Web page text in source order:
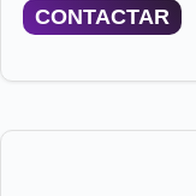
CONTACTAR